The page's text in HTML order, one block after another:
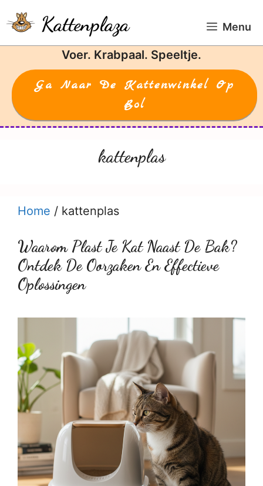
naar
de
Kattenplaza Menu
Voer. Krabpaal. Speeltje.
Ga Naar De Kattenwinkel Op
Bol
kattenplas
Home / kattenplas
Waarom Plast Je Kat Naast De Bak?
Ontdek De Oorzaken En Effectieve
Oplossingen